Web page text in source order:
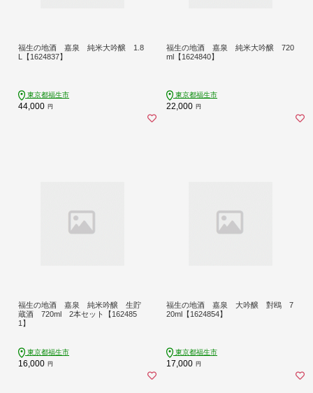
福生の地酒 嘉泉 純米大吟醸 1.8
L【1624837】
東京都福生市
44,000 円
福生の地酒 嘉泉 純米大吟醸 720
ml【1624840】
東京都福生市
22,000 円
福生の地酒 嘉泉 純米吟醸 生貯
蔵酒 720ml 2本セット【162485
1】
東京都福生市
16,000 円
福生の地酒 嘉泉 大吟醸 對鴎 7
20ml【1624854】
東京都福生市
17,000 円